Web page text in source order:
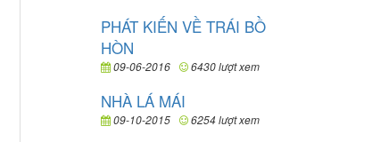
PHÁT KIẾN VỀ TRÁI BỒ
HÒN
09-06-2016 6430 lượt xem
NHÀ LÁ MÁI
09-10-2015 6254 lượt xem